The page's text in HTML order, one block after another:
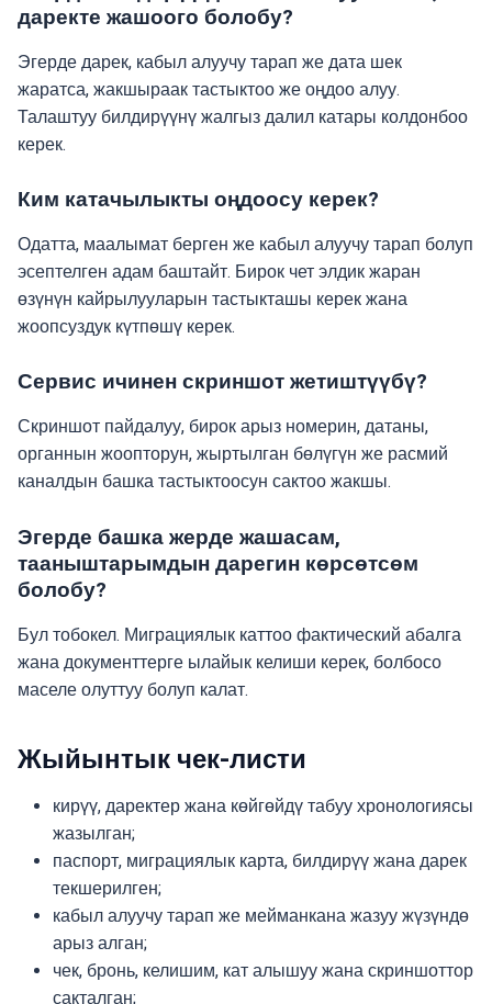
даректе жашоого болобу?
Эгерде дарек, кабыл алуучу тарап же дата шек
жаратса, жакшыраак тастыктоо же оңдоо алуу.
Талаштуу билдирүүнү жалгыз далил катары колдонбоо
керек.
Ким катачылыкты оңдоосу керек?
Одатта, маалымат берген же кабыл алуучу тарап болуп
эсептелген адам баштайт. Бирок чет элдик жаран
өзүнүн кайрылууларын тастыкташы керек жана
жоопсуздук күтпөшү керек.
Сервис ичинен скриншот жетиштүүбү?
Скриншот пайдалуу, бирок арыз номерин, датаны,
органнын жоопторун, жыртылган бөлүгүн же расмий
каналдын башка тастыктоосун сактоо жакшы.
Эгерде башка жерде жашасам,
тааныштарымдын дарегин көрсөтсөм
болобу?
Бул тобокел. Миграциялык каттоо фактический абалга
жана документтерге ылайык келиши керек, болбосо
маселе олуттуу болуп калат.
Жыйынтык чек-листи
кирүү, даректер жана көйгөйдү табуу хронологиясы
жазылган;
паспорт, миграциялык карта, билдирүү жана дарек
текшерилген;
кабыл алуучу тарап же мейманкана жазуу жүзүндө
арыз алган;
чек, бронь, келишим, кат алышуу жана скриншоттор
сакталган;